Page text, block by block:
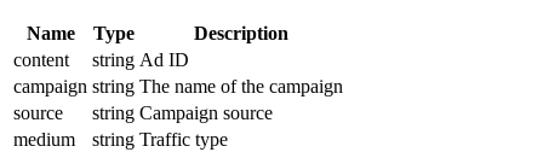
Name Type
Description
content
string Ad ID
campaign string The name of the campaign
source
string Campaign source
medium
string Traffic type